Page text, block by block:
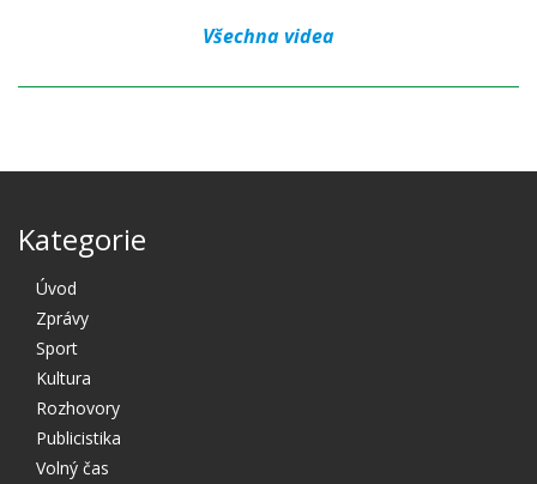
Všechna videa
Kategorie
Úvod
Zprávy
Sport
Kultura
Rozhovory
Publicistika
Volný čas